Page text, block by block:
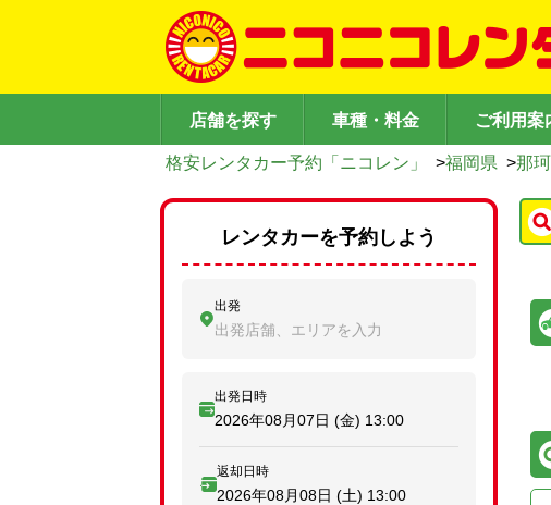
店舗を探す 車種・料金 ご利用案
格安レンタカー予約「ニコレン」 >福岡県 >那
レンタカーを予約しよう
出発
出発店舗、エリアを入力
出発日時
2026年08月07日 (金) 13:00
返却日時
2026年08月08日 (土) 13:00